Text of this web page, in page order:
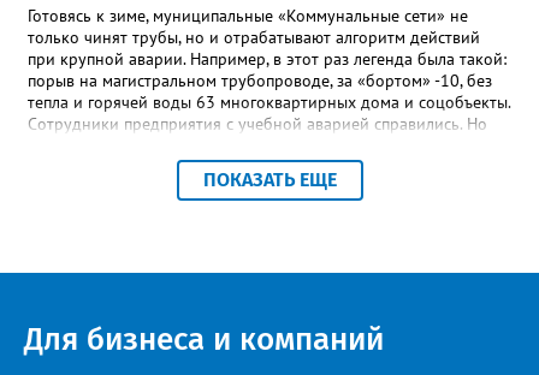
Готовясь к зиме, муниципальные «Коммунальные сети» не
только чинят трубы, но и отрабатывают алгоритм действий
при крупной аварии. Например, в этот раз легенда была такой:
порыв на магистральном трубопроводе, за «бортом» -10, без
тепла и горячей воды 63 многоквартирных дома и соцобъекты.
Сотрудники предприятия с учебной аварией справились. Но
отметили и недочёты. «Например, управляющие компании
несвоевременно приняли меры для предотвращения
— сообщила начальник Главного управления ГЖИ Ирина
оперативно делиться информацией со всеми
заинтересованными – от поставщика тепла до конечных
ПОКАЗАТЬ ЕЩЕ
Для бизнеса и компаний